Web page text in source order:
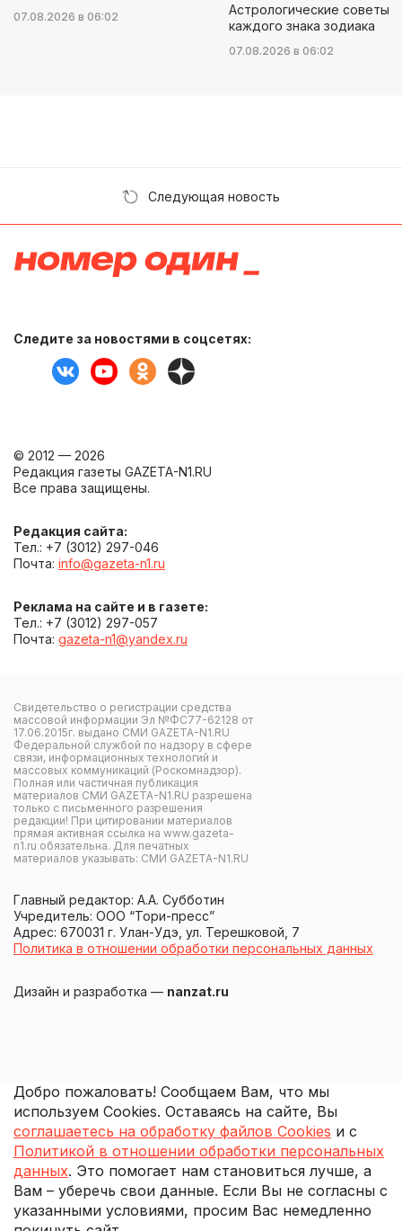
07.08.2026 в 06:02
Астрологические советы
каждого знака зодиака
07.08.2026 в 06:02
Следующая новость
Следите за новостями в соцсетях:
© 2012 — 2026
Редакция газеты GAZETA-N1.RU
Все права защищены.
Редакция сайта:
Тел.: +7 (3012) 297-046
Почта: info@gazeta-n1.ru
Реклама на сайте и в газете:
Тел.: +7 (3012) 297-057
Почта: gazeta-n1@yandex.ru
Свидетельство о регистрации средства
массовой информации Эл №ФС77-62128 от
17.06.2015г. выдано СМИ GAZETA-N1.RU
Федеральной службой по надзору в сфере
связи, информационных технологий и
массовых коммуникаций (Роскомнадзор).
Полная или частичная публикация
материалов СМИ GAZETA-N1.RU разрешена
только с письменного разрешения
редакции! При цитировании материалов
прямая активная ссылка на www.gazeta-
n1.ru обязательна. Для печатных
материалов указывать: СМИ GAZETA-N1.RU
Главный редактор: А.А. Субботин
Учредитель: ООО “Тори-пресс”
Адрес: 670031 г. Улан-Удэ, ул. Терешковой, 7
Политика в отношении обработки персональных данных
Дизайн и разработка — nanzat.ru
Добро пожаловать! Сообщаем Вам, что мы
используем Cookies. Оставаясь на сайте, Вы
соглашаетесь на обработку файлов Cookies и с
Политикой в отношении обработки персональных
данных. Это помогает нам становиться лучше, а
Вам – уберечь свои данные. Если Вы не согласны с
указанными условиями, просим Вас немедленно